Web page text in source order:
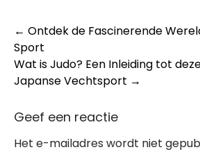
Post
navigation
← Ontdek de Fascinerende
Sport
Wat is Judo? Een Inleiding tot
Japanse Vechtsport →
Geef een reactie
Het e-mailadres wordt niet